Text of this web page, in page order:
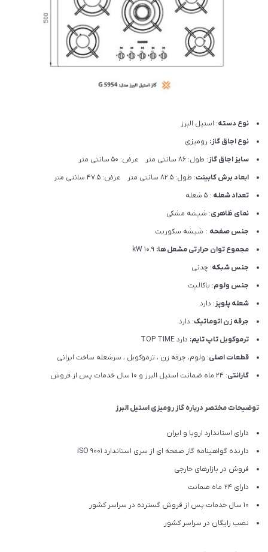
نوع دسته: استیل البرز
نوع اجاق گاز: رومیزی
سایز اجاق گاز: طول: 86 سانتی متر عرض: 50 سانتی متر
ابعاد برش کابینت: طول: 82.5 سانتی متر عرض: 47.5 سانتی متر
تعداد شعله : 5 شعله
نمای ظاهری: شیشه مشکی
جنس صفحه : شیشه سکوریت
مجموع توان حرارتی مشعل ها:
جنس شبکه: چدنی
جنس ولوم: باکالیت
شعله پلوپز: دارد
جرقه زن اتوماتیک: دارد
ترموکوبل تاپ تایم: دارد TOP TIME
قطعات اصلی: ولوم، جرقه زن ، ترموکوبل ، سرشعله ساخت ایرانی
گارانتی: 24 ماه ضمانت استیل البرز و 10 سال خدمات پس از فروش
توضیحات مختصر درباره گاز رومیزی استیل البرز
دارای استاندارد اروپا و ایران
دارنده گواهینامه گاز صفحه ای از سری استاندارد ISO 9001
فروش در بازارهای خارجی
دارای 24 ماه ضمانت
10 سال خدمات پس از فروش گسترده در سراسر کشور
نصب رایگان در سراسر کشور